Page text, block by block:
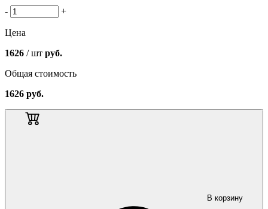
- +
Цена
1626 / шт руб.
Общая стоимость
1626 руб.
В корзину